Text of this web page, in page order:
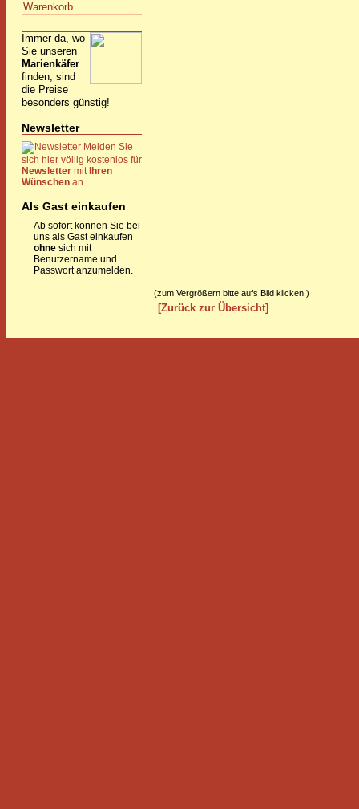
Warenkorb
Immer da, wo
Sie unseren
Marienkäfer
finden, sind
die Preise
besonders günstig!
Newsletter
Melden Sie
sich hier völlig kostenlos für
Newsletter mit Ihren
Wünschen an.
Als Gast einkaufen
Ab sofort können Sie bei
uns als Gast einkaufen
ohne sich mit
Benutzername und
Passwort anzumelden.
(zum Vergrößern bitte aufs Bild klicken!)
[Zurück zur Übersicht]